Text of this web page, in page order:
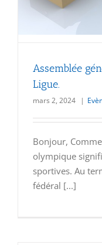
Assemblée
Ligue.
mars 2, 2024 |
Bonjour,
olympique
sportives. Au
fédéral [...]